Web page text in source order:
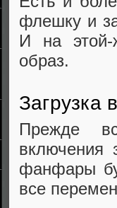
флешку и
И на этой-
образ.
Загрузка
Прежде
включения
фанфары
все